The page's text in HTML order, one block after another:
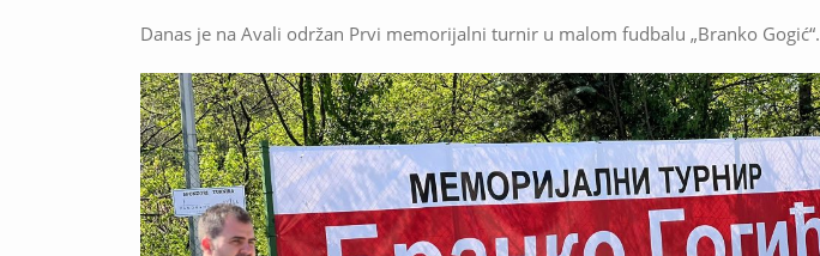
Danas je na Avali održan Prvi memorijalni turnir u malom fudbalu „Branko Gogić“.